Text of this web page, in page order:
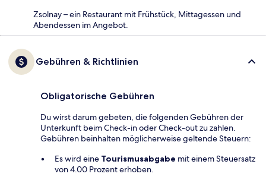
Zsolnay – ein Restaurant mit Frühstück, Mittagessen und
Abendessen im Angebot.
Gebühren & Richtlinien
Obligatorische Gebühren
Du wirst darum gebeten, die folgenden Gebühren der
Unterkunft beim Check-in oder Check-out zu zahlen.
Gebühren beinhalten möglicherweise geltende Steuern:
Es wird eine Tourismusabgabe mit einem Steuersatz
von 4.00 Prozent erhoben.